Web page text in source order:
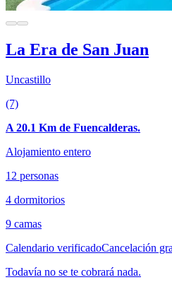
La Era de San Juan
Uncastillo
(7)
A 20.1 Km de Fuencalderas.
Alojamiento entero
12 personas
4 dormitorios
9 camas
Calendario verificadoCancelación
Todavía no se te cobrará nada.